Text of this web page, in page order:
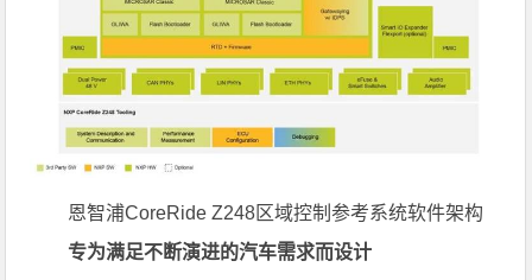
恩智浦CoreRide Z248区域控制参考系统软件架构
专为满足不断演进的汽车需求而设计